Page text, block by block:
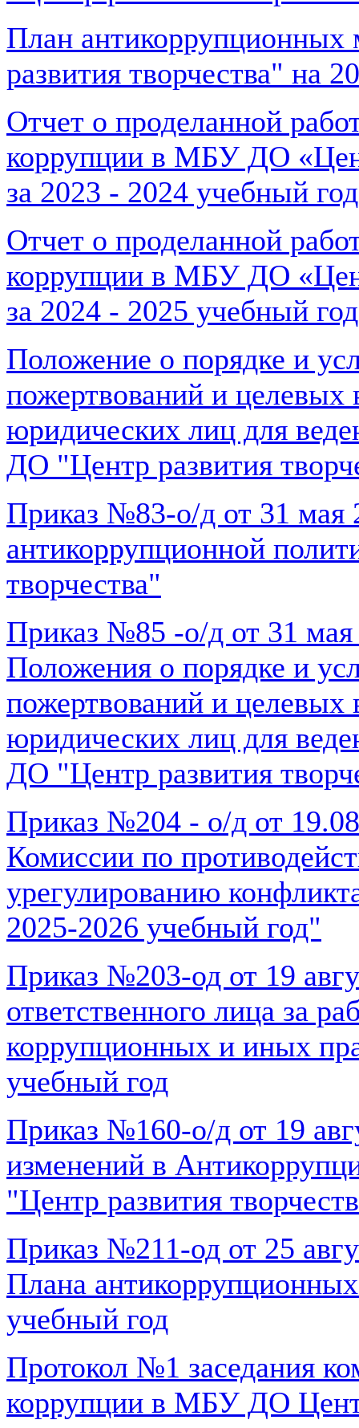
План
развития творчества" на
Отчет о проделанной
коррупции в МБУ ДО
за 2023 - 2024 учебный год
Отчет о проделанной
коррупции в МБУ ДО
за 2024 - 2025 учебный год
Положение о порядке и
пожертвований и целевых
юридических лиц для
ДО "Центр развития
Приказ №83-о/д от 31 мая
антикоррупционной
творчества"
Приказ №85 -о/д от 31
Положения о порядке и
пожертвований и целевых
юридических лиц для
ДО "Центр развития
Приказ №204 - о/д от
Комиссии по
урегулированию
2025-2026 учебный год"
Приказ №203-од от 19
ответственного лица за
коррупционных и иных
учебный год
Приказ №160-о/д от 19
изменений в
"Центр развития
Приказ №211-од от 25
Плана
учебный год
Протокол №1 заседания
коррупции в МБУ ДО